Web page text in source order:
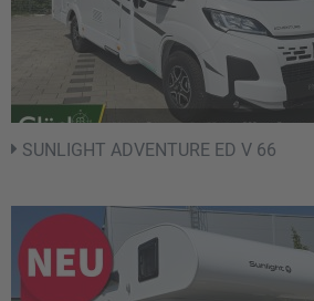
SUNLIGHT ADVENTURE ED V 66